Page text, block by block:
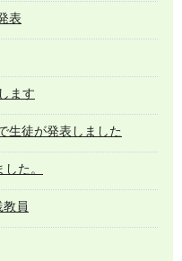
表
ます
生徒が発表しました
た。
員